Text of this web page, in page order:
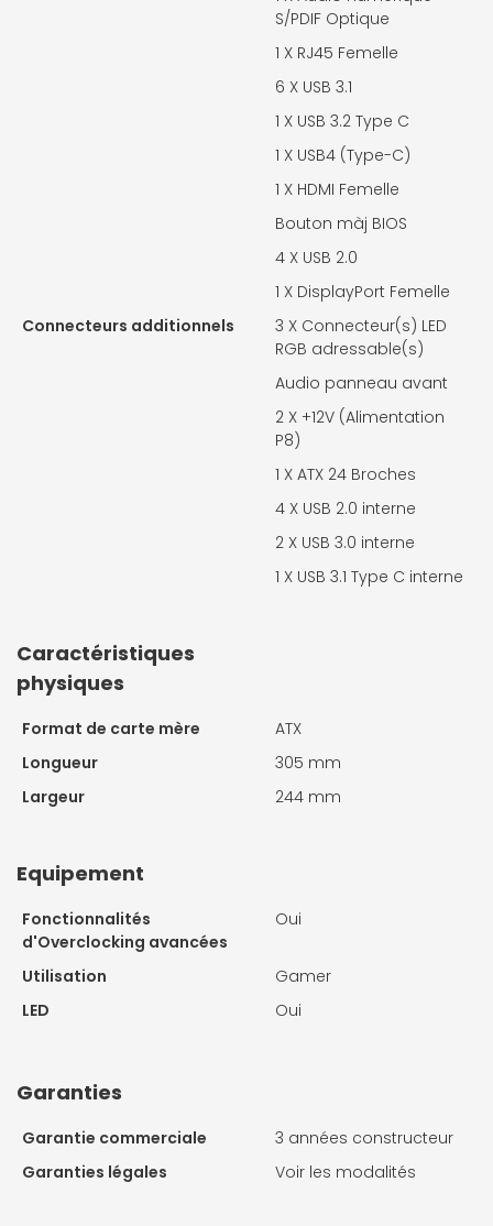
S/PDIF Optique
1 X RJ45 Femelle
6 X USB 3.1
1 X USB 3.2 Type C
1 X USB4 (Type-C)
1 X HDMI Femelle
Bouton màj BIOS
4 X USB 2.0
1 X DisplayPort Femelle
Connecteurs additionnels
3 X Connecteur(s) LED
RGB adressable(s)
Audio panneau avant
2 X +12V (Alimentation
P8)
1 X ATX 24 Broches
4 X USB 2.0 interne
2 X USB 3.0 interne
1 X USB 3.1 Type C interne
Caractéristiques
physiques
Format de carte mère
ATX
Longueur
305 mm
Largeur
244 mm
Equipement
Fonctionnalités
d'Overclocking avancées
Oui
Utilisation
Gamer
LED
Oui
Garanties
Garantie commerciale
3 années constructeur
Garanties légales
Voir les modalités